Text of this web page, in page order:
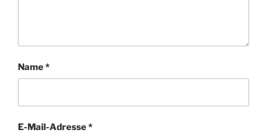
Name*
E-Mail-Adresse*